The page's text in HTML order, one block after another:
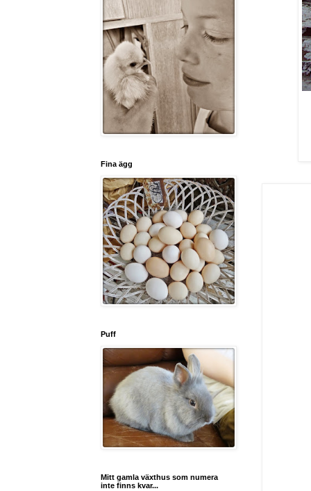
Fina ägg
Puff
Mitt gamla växthus som numera
inte finns kvar...